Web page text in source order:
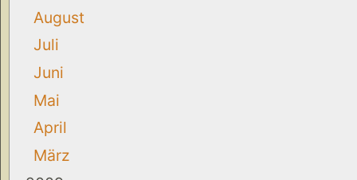
August
Juli
Juni
Mai
April
März